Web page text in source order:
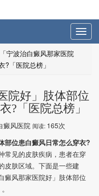
「宁波治白癜风那家医院
?「医院总榜」
院好」肢体部位
?「医院总榜」
癜风医院 阅读: 165次
部位患白癜风日常怎么穿衣?
常见的皮肤疾病，患者在穿
皮肤区域。下面是一些建
癜风那家医院好」肢体部位